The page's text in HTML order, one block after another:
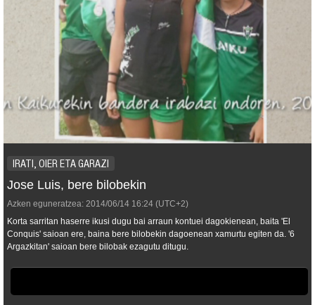
IRATI, OIER ETA GARAZI
Jose Luis, bere bilobekin
Azken eguneratzea: 2014/06/14 16:24 (UTC+2)
Korta sarritan haserre ikusi dugu bai arraun kontuei dagokienean, baita 'El
Conquis' saioan ere, baina bere bilobekin dagoenean xamurtu egiten da. '6
Argazkitan' saioan bere bilobak ezagutu ditugu.